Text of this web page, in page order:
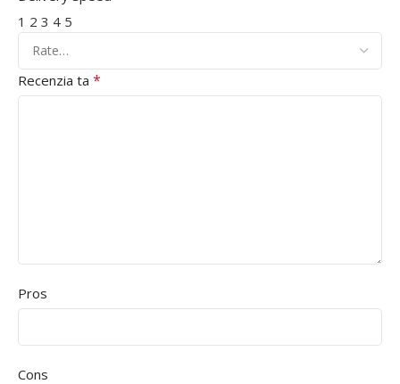
1 2 3 4 5
Recenzia ta *
Pros
Cons